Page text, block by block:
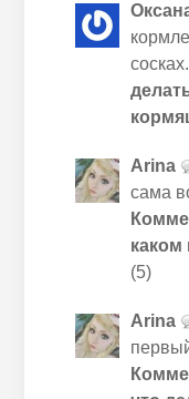
Arina
сама
каком
(5)
Arina